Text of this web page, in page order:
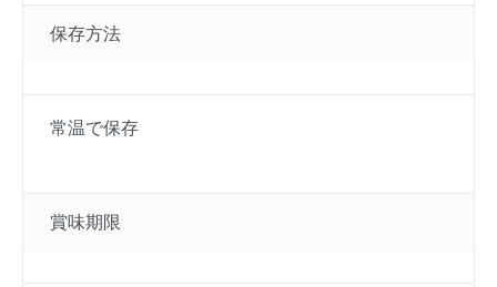
保存方法
常温で保存
賞味期限